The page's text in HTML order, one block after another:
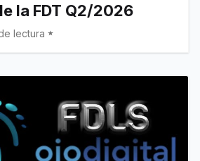
la FDT Q2/2026
lectura